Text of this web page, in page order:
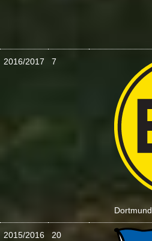
2016/2017 7
Dortmund
2015/2016 20